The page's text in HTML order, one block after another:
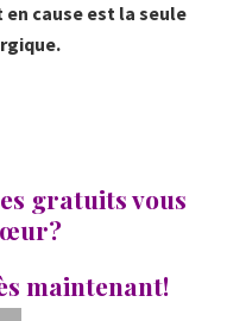
en cause est la seule
gratuits vous
maintenant!